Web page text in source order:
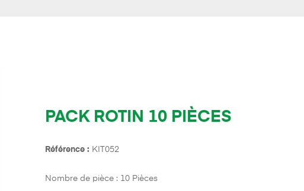
PACK ROTIN 10 PIÈCES
Référence : KIT052
Nombre de pièce : 10 Pièces